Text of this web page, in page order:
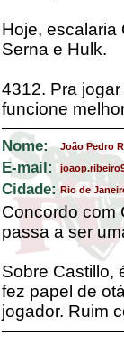
Hoje, escalaria
Serna e Hulk.
4312. Pra
funcione
Nome: João Pedro
E-mail:
Cidade: Rio de
Concordo com
passa a ser
Sobre Castillo,
fez papel de
jogador. Ruim